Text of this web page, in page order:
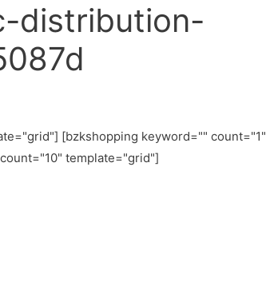
distribution-
[bzkshopping keyword="" count="1"
template="grid"]